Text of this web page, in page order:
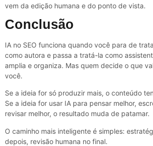
vem da edição humana e do ponto de vista.
Conclusão
IA no SEO funciona quando você para de
como autora e passa a tratá-la como
amplia e organiza. Mas quem decide o que
você.
Se a ideia for só produzir mais, o conteúdo
Se a ideia for usar IA para pensar melhor,
revisar melhor, o resultado muda de patamar.
O caminho mais inteligente é simples:
depois, revisão humana no final.